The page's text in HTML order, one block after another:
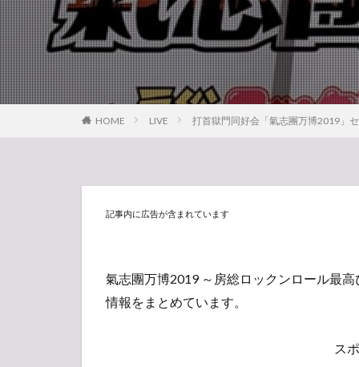
HOME LIVE 打首獄門同好会「氣志團万博2019」
記事内に広告が含まれています
氣志團万博2019 ～房総ロックンロール最
情報をまとめています。
ス